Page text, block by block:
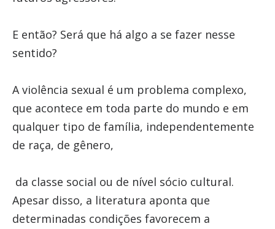
E então? Será que há algo a se fazer nesse
sentido?
A violência sexual é um problema complexo,
que acontece em toda parte do mundo e em
qualquer tipo de família, independentemente
de raça, de gênero,
da classe social ou de nível sócio cultural.
Apesar disso, a literatura aponta que
determinadas condições favorecem a